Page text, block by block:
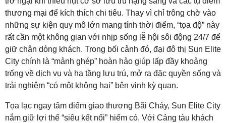
thương mại để kích thích chi tiêu. Thay vì chỉ trông chờ vào
những sự kiện quy mô lớn mang tính thời điểm, “tọa độ” này
rất cần một không gian với nhịp sống lễ hội sôi động 24/7 để
giữ chân dòng khách. Trong bối cảnh đó, đại đô thị Sun Elite
City chính là “mảnh ghép” hoàn hảo giúp lấp đầy khoảng
trống về dịch vụ và hạ tầng lưu trú, mở ra đặc quyền sống và
trải nghiệm “có một không hai” bên vịnh kỳ quan.
Tọa lạc ngay tâm điểm giao thương Bãi Cháy, Sun Elite City
nắm giữ lợi thế “siêu kết nối” hiếm có. Với Cảng tàu khách